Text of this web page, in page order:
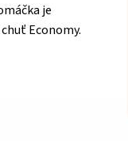
je
Economy.